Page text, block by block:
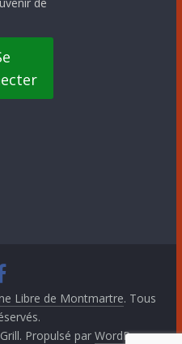
de
Libre de Montmartre. Tous
Propulsé par WordPress.